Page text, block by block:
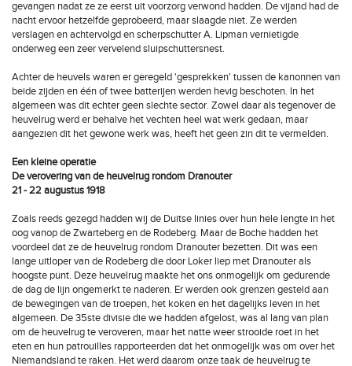
gevangen nadat ze ze eerst uit voorzorg verwond hadden. De vijand had de
nacht ervoor hetzelfde geprobeerd, maar slaagde niet. Ze werden
verslagen en achtervolgd en scherpschutter A. Lipman vernietigde
onderweg een zeer vervelend sluipschuttersnest.
Achter de heuvels waren er geregeld 'gesprekken' tussen de kanonnen van
beide zijden en één of twee batterijen werden hevig beschoten. In het
algemeen was dit echter geen slechte sector. Zowel daar als tegenover de
heuvelrug werd er behalve het vechten heel wat werk gedaan, maar
aangezien dit het gewone werk was, heeft het geen zin dit te vermelden.
Een kleine operatie
De verovering van de heuvelrug rondom Dranouter
21 - 22 augustus 1918
Zoals reeds gezegd hadden wij de Duitse linies over hun hele lengte in het
oog vanop de Zwarteberg en de Rodeberg. Maar de Boche hadden het
voordeel dat ze de heuvelrug rondom Dranouter bezetten. Dit was een
lange uitloper van de Rodeberg die door Loker liep met Dranouter als
hoogste punt. Deze heuvelrug maakte het ons onmogelijk om gedurende
de dag de lijn ongemerkt te naderen. Er werden ook grenzen gesteld aan
de bewegingen van de troepen, het koken en het dagelijks leven in het
algemeen. De 35ste divisie die we hadden afgelost, was al lang van plan
om de heuvelrug te veroveren, maar het natte weer strooide roet in het
eten en hun patrouilles rapporteerden dat het onmogelijk was om over het
Niemandsland te raken. Het werd daarom onze taak de heuvelrug te